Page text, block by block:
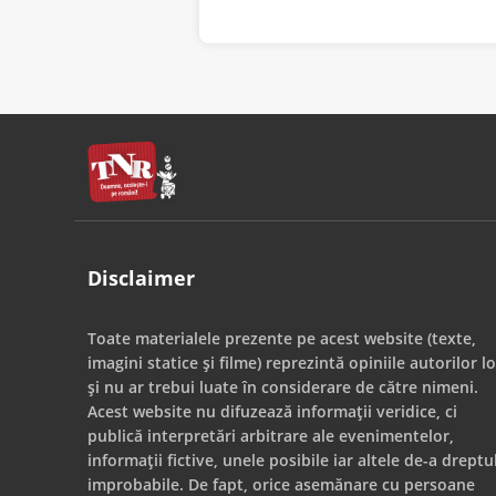
Disclaimer
Toate materialele prezente pe acest website (texte,
imagini statice și filme) reprezintă opiniile autorilor
și nu ar trebui luate în considerare de către nimeni.
Acest website nu difuzează informații veridice, ci
publică interpretări arbitrare ale evenimentelor,
informații fictive, unele posibile iar altele de-a
improbabile. De fapt, orice asemănare cu persoane